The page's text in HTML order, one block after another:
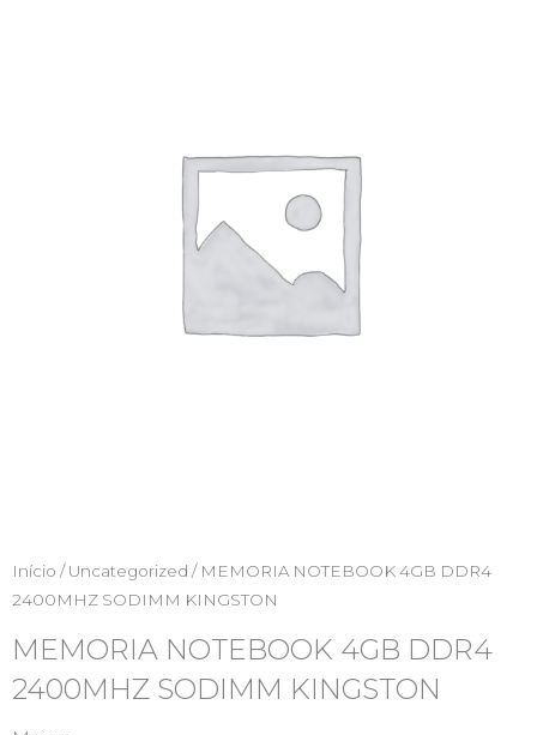
Início /Uncategorized / MEMORIA NOTEBOOK 4GB DDR4
2400MHZ SODIMM KINGSTON
MEMORIA NOTEBOOK 4GB DDR4
2400MHZ SODIMM KINGSTON